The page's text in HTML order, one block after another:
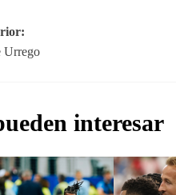
Urrego
interesar